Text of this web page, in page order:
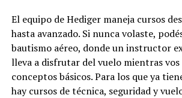
El equipo de Hediger maneja cursos
hasta avanzado. Si nunca volaste,
bautismo aéreo, donde un instructor
lleva a disfrutar del vuelo mientras vos
conceptos básicos. Para los que ya
hay cursos de técnica, seguridad y